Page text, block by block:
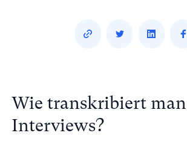
Wie transkribiert man
Interviews?